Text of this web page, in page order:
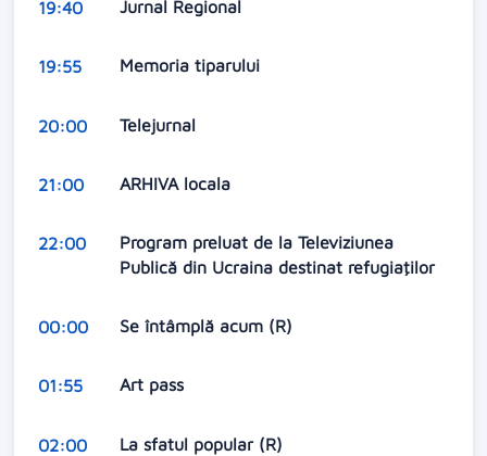
19:40 Jurnal Regional
19:55 Memoria tiparului
20:00 Telejurnal
21:00 ARHIVA locala
22:00
Program preluat de la Televiziunea
Publică din Ucraina destinat refugiaţilor
00:00 Se întâmplă acum (R)
01:55 Art pass
02:00 La sfatul popular (R)